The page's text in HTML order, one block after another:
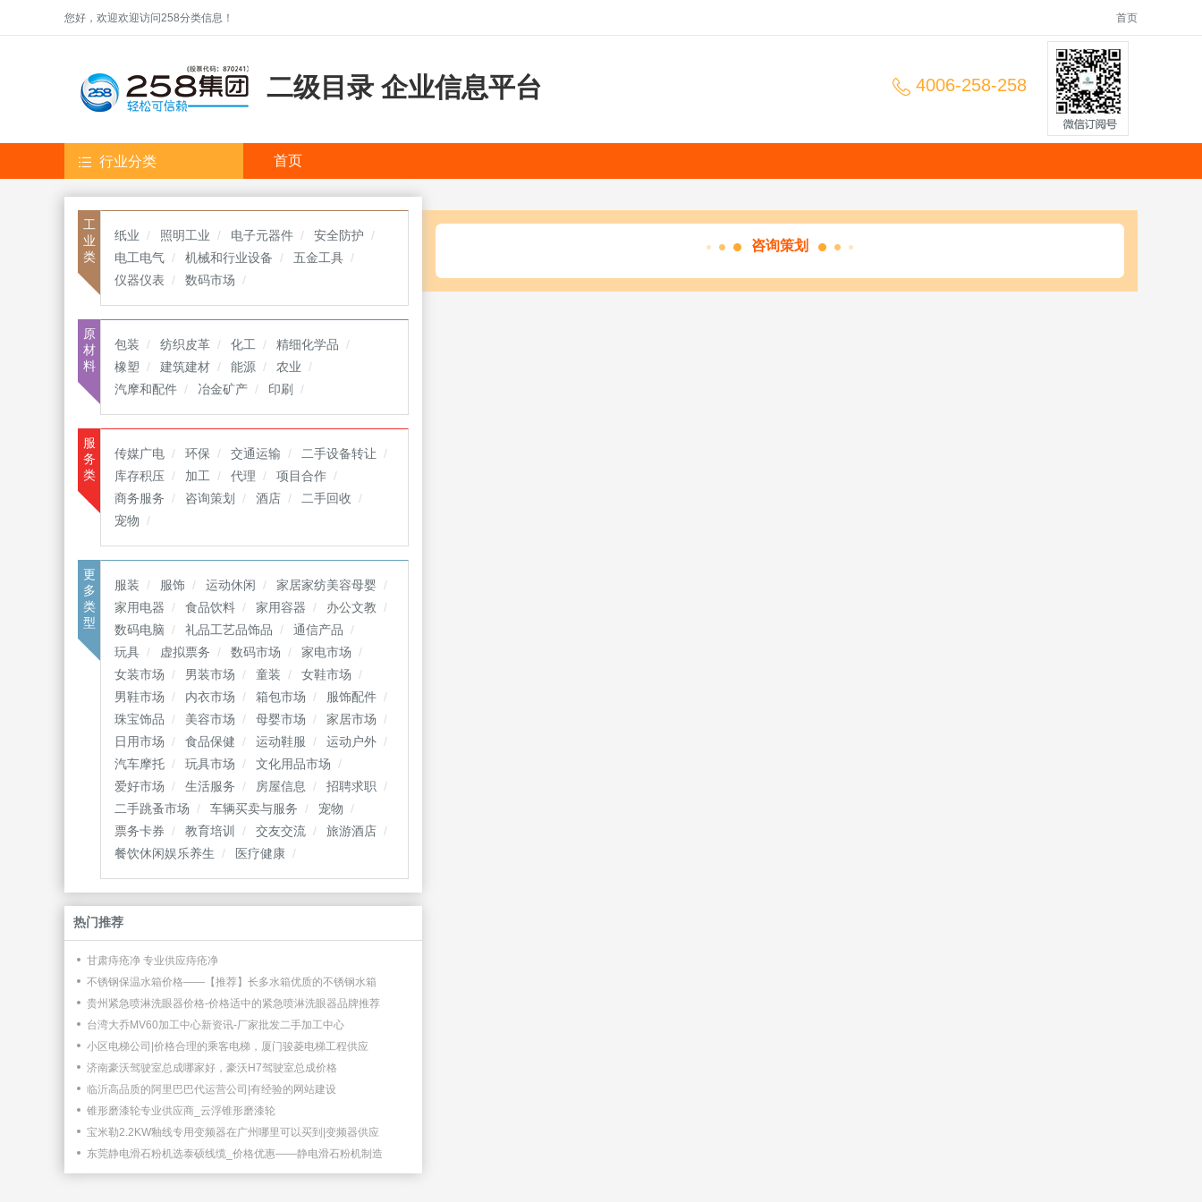
您好，欢迎欢迎访问258分类信息！ 首页
二级目录 企业信息平台 4006-258-258
行业分类 首页
工
业
类
纸业 照明工业 电子元器件
安全防护
电工电气
机械和行业设备
五金工具
仪器仪表
数码市场
原
材
料
包装 纺织皮革 化工
精细化学品
橡塑
建筑建材 能源
农业
汽摩和配件
冶金矿产 印刷
服
务
类
传媒广电 环保 交通运输
二手设备转让
库存积压
加工 代理
项目合作
商务服务
咨询策划 酒店
二手回收
宠物
更
多
类
型
服装 服饰 运动休闲
家居家纺美容母婴
家用电器
食品饮料 家用容器
办公文教
数码电脑
礼品工艺品饰品
通信产品
玩具
虚拟票务 数码市场
家电市场
女装市场
男装市场 童装
女鞋市场
男鞋市场
内衣市场 箱包市场
服饰配件
珠宝饰品
美容市场 母婴市场
家居市场
日用市场
食品保健 运动鞋服
运动户外
汽车摩托
玩具市场
文化用品市场
爱好市场
生活服务 房屋信息
招聘求职
二手跳蚤市场
车辆买卖与服务
宠物
票务卡券
教育培训 交友交流
旅游酒店
餐饮休闲娱乐养生
医疗健康
热门推荐
甘肃痔疮净 专业供应痔疮净
不锈钢保温水箱价格——【推荐】长多水箱优质的不锈钢水箱
贵州紧急喷淋洗眼器价格-价格适中的紧急喷淋洗眼器品牌推荐
台湾大乔MV60加工中心新资讯-厂家批发二手加工中心
小区电梯公司|价格合理的乘客电梯，厦门骏菱电梯工程供应
济南豪沃驾驶室总成哪家好，豪沃H7驾驶室总成价格
临沂高品质的阿里巴巴代运营公司|有经验的网站建设
锥形磨漆轮专业供应商_云浮锥形磨漆轮
宝米勒2.2KW釉线专用变频器在广州哪里可以买到|变频器供应
东莞静电滑石粉机选泰硕线缆_价格优惠——静电滑石粉机制造
咨询策划